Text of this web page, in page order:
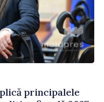
principalele